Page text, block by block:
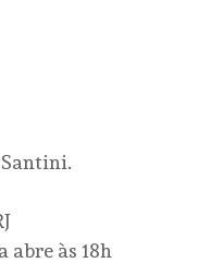
abre às 18h